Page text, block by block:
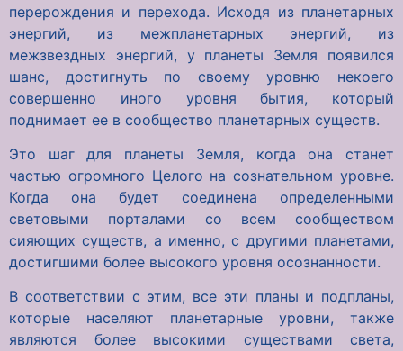
перерождения и перехода. Исходя из планетарных
энергий, из межпланетарных энергий, из
межзвездных энергий, у планеты Земля появился
шанс, достигнуть по своему уровню некоего
совершенно иного уровня бытия, который
поднимает ее в сообщество планетарных существ.
Это шаг для планеты Земля, когда она станет
частью огромного Целого на сознательном уровне.
Когда она будет соединена определенными
световыми порталами со всем сообществом
сияющих существ, а именно, с другими планетами,
достигшими более высокого уровня осознанности.
В соответствии с этим, все эти планы и подпланы,
которые населяют планетарные уровни, также
являются более высокими существами света,